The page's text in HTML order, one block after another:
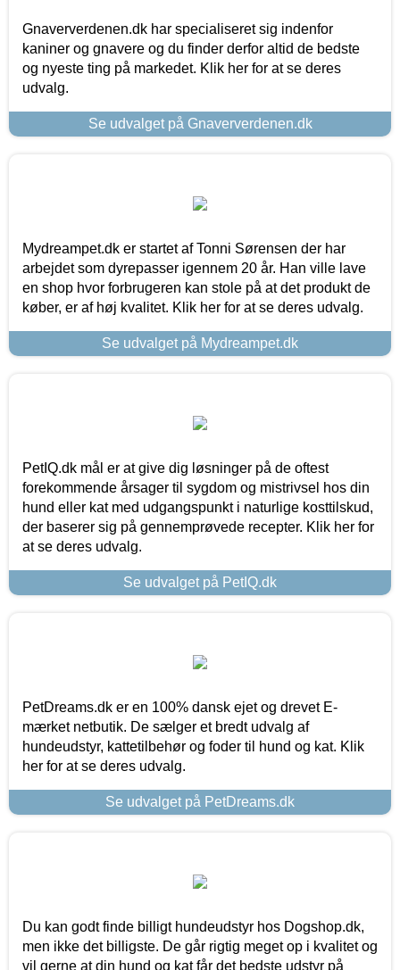
Gnaververdenen.dk har specialiseret sig indenfor
kaniner og gnavere og du finder derfor altid de bedste
og nyeste ting på markedet. Klik her for at se deres
udvalg.
Se udvalget på Gnaververdenen.dk
Mydreampet.dk er startet af Tonni Sørensen der har
arbejdet som dyrepasser igennem 20 år. Han ville lave
en shop hvor forbrugeren kan stole på at det produkt de
køber, er af høj kvalitet. Klik her for at se deres udvalg.
Se udvalget på Mydreampet.dk
PetIQ.dk mål er at give dig løsninger på de oftest
forekommende årsager til sygdom og mistrivsel hos din
hund eller kat med udgangspunkt i naturlige kosttilskud,
der baserer sig på gennemprøvede recepter. Klik her for
at se deres udvalg.
Se udvalget på PetIQ.dk
PetDreams.dk er en 100% dansk ejet og drevet E-
mærket netbutik. De sælger et bredt udvalg af
hundeudstyr, kattetilbehør og foder til hund og kat. Klik
her for at se deres udvalg.
Se udvalget på PetDreams.dk
Du kan godt finde billigt hundeudstyr hos Dogshop.dk,
men ikke det billigste. De går rigtig meget op i kvalitet og
vil gerne at din hund og kat får det bedste udstyr på